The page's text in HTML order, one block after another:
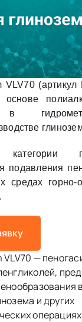
VLV70
подавления
средах горно-
—
и других